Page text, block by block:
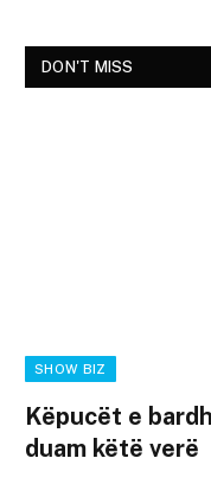
DON'T MISS
SHOW BIZ
Këpucët e
duam këtë verë